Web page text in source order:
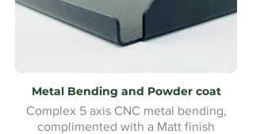
Metal Bending and Powder coat
Complex 5 axis CNC metal bending,
complimented with a Matt finish